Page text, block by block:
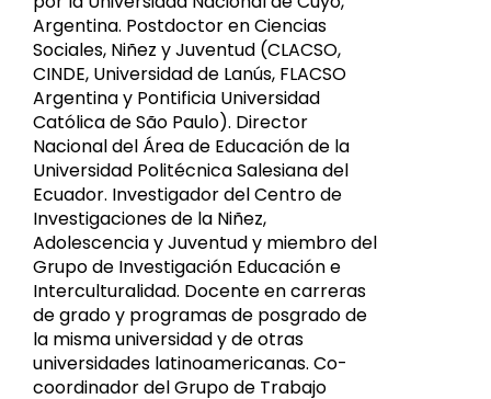
Argentina. Postdoctor en Ciencias
Sociales, Niñez y Juventud (CLACSO,
CINDE, Universidad de Lanús, FLACSO
Argentina y Pontificia Universidad
Católica de São Paulo). Director
Nacional del Área de Educación de la
Universidad Politécnica Salesiana del
Ecuador. Investigador del Centro de
Investigaciones de la Niñez,
Adolescencia y Juventud y miembro del
Grupo de Investigación Educación e
Interculturalidad. Docente en carreras
de grado y programas de posgrado de
la misma universidad y de otras
universidades latinoamericanas. Co-
coordinador del Grupo de Trabajo